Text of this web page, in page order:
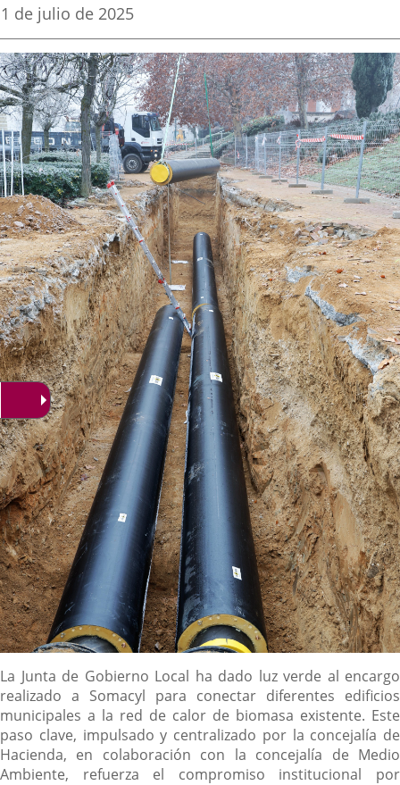
aplicación
externa.
aplicación
externa.
Fecha
la
noticia
1 de julio de 2025
Descripción
La Junta de Gobierno Local ha dado luz verde al encargo
realizado a Somacyl para conectar diferentes edificios
municipales a la red de calor de biomasa existente. Este
paso clave, impulsado y centralizado por la concejalía de
Hacienda, en colaboración con la concejalía de Medio
Ambiente, refuerza el compromiso institucional por